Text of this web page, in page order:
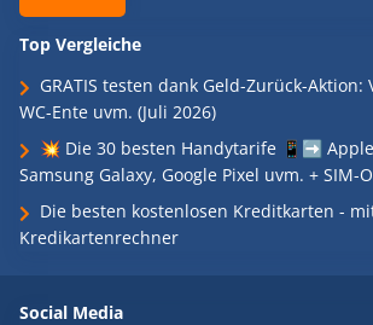
Top Vergleiche
GRATIS testen dank Geld-Zurück-Aktion:
WC-Ente uvm. (Juli 2026)
💥 Die 30 besten Handytarife 📱➡️
Samsung Galaxy, Google Pixel uvm. + SIM-
Die besten kostenlosen Kreditkarten -
Kredikartenrechner
Social Media